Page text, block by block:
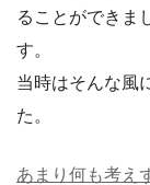
ることができま
す。
当時はそんな風
た。
あまり何も考え